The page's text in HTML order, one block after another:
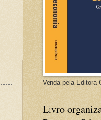
Venda pela Editora
Livro